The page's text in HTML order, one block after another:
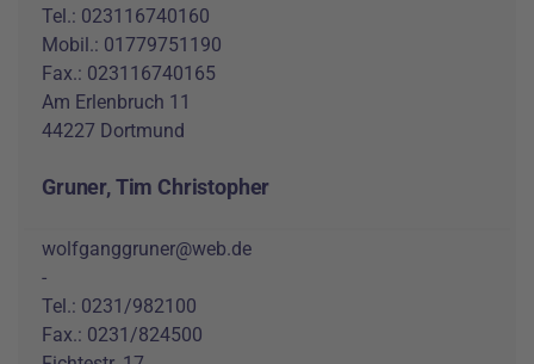
Tel.: 023116740160
Mobil.: 01779751190
Fax.: 023116740165
Am Erlenbruch 11
44227 Dortmund
Gruner, Tim Christopher
wolfganggruner@web.de
-
Tel.: 0231/982100
Fax.: 0231/824500